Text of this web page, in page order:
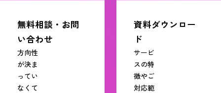
無料相談・お問
い合わせ
方向性
が決ま
ってい
なくて
資料ダウンロー
ド
サービ
スの特
徴やご
対応範